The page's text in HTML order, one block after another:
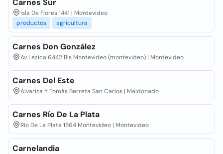
Carnes Sur
Isla De Flores 1441 | Montevideo
productos
agricultura
Carnes Don González
Av Lezica 6442 Bis Montevideo (montevideo) | Montevideo
Carnes Del Este
Alvariza Y Tomás Berreta San Carlos | Maldonado
Carnes Río De La Plata
Río De La Plata 1564 Montevideo | Montevideo
Carnelandia